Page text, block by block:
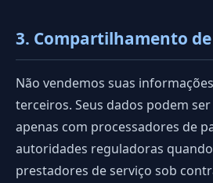
3. Compartilhamento
Não vendemos suas
terceiros. Seus dados podem
apenas com processadores de
autoridades reguladoras
prestadores de serviço sob